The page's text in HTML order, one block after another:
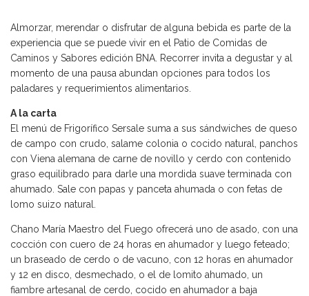
Almorzar, merendar o disfrutar de alguna bebida es parte de la
experiencia que se puede vivir en el Patio de Comidas de
Caminos y Sabores edición BNA. Recorrer invita a degustar y al
momento de una pausa abundan opciones para todos los
paladares y requerimientos alimentarios.
A la carta
El menú de Frigorífico Sersale suma a sus sándwiches de queso
de campo con crudo, salame colonia o cocido natural, panchos
con Viena alemana de carne de novillo y cerdo con contenido
graso equilibrado para darle una mordida suave terminada con
ahumado. Sale con papas y panceta ahumada o con fetas de
lomo suizo natural.
Chano María Maestro del Fuego ofrecerá uno de asado, con una
cocción con cuero de 24 horas en ahumador y luego feteado;
un braseado de cerdo o de vacuno, con 12 horas en ahumador
y 12 en disco, desmechado, o el de lomito ahumado, un
fiambre artesanal de cerdo, cocido en ahumador a baja